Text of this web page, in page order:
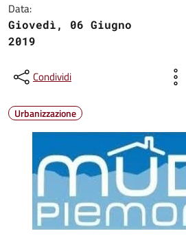
Data:
Giovedì, 06 Giugno
2019
Condividi
Urbanizzazione